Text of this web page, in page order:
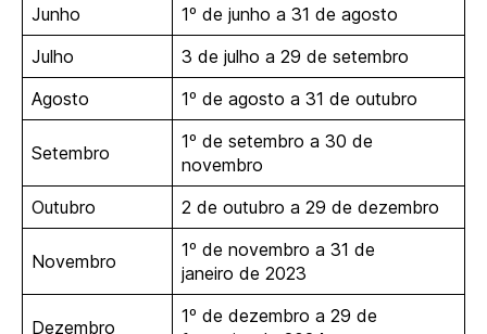
Junho
1º de junho a 31 de agosto
Julho
3 de julho a 29 de setembro
Agosto
1º de agosto a 31 de outubro
Setembro
1º de setembro a 30 de
novembro
Outubro
2 de outubro a 29 de dezembro
Novembro
1º de novembro a 31 de
janeiro de 2023
Dezembro
1º de dezembro a 29 de